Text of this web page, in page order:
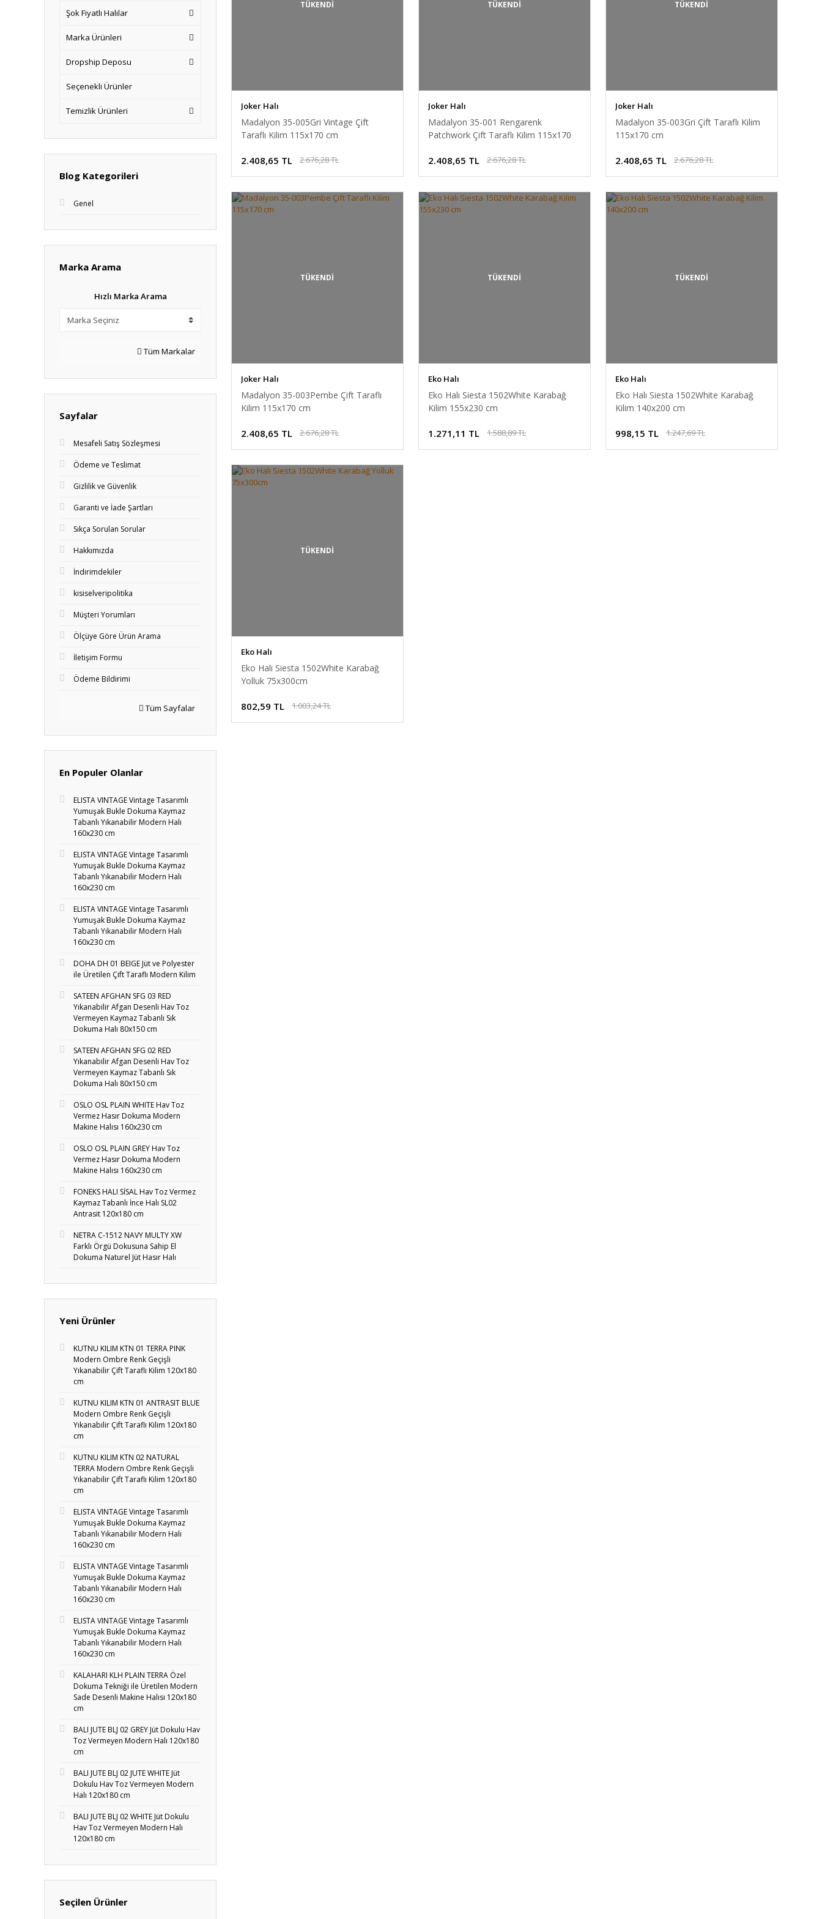
Şok Fiyatlı Halılar
Marka Ürünleri
Dropship Deposu
Seçenekli Ürünler
Temizlik Ürünleri
Blog Kategorileri
Genel
Marka Arama
Hızlı Marka Arama
Tüm Markalar
Sayfalar
Mesafeli Satış Sözleşmesi
Ödeme ve Teslimat
Gizlilik ve Güvenlik
Garanti ve İade Şartları
Sıkça Sorulan Sorular
Hakkımızda
İndirimdekiler
kisiselveripolitika
Müşteri Yorumları
Ölçüye Göre Ürün Arama
İletişim Formu
Ödeme Bildirimi
Tüm Sayfalar
En Populer Olanlar
ELISTA VINTAGE Vintage Tasarımlı
Yumuşak Bukle Dokuma Kaymaz
Tabanlı Yıkanabilir Modern Halı
160x230 cm
ELISTA VINTAGE Vintage Tasarımlı
Yumuşak Bukle Dokuma Kaymaz
Tabanlı Yıkanabilir Modern Halı
160x230 cm
ELISTA VINTAGE Vintage Tasarımlı
Yumuşak Bukle Dokuma Kaymaz
Tabanlı Yıkanabilir Modern Halı
160x230 cm
DOHA DH 01 BEIGE Jüt ve Polyester
ile Üretilen Çift Taraflı Modern Kilim
SATEEN AFGHAN SFG 03 RED
Yıkanabilir Afgan Desenli Hav Toz
Vermeyen Kaymaz Tabanlı Sık
Dokuma Halı 80x150 cm
SATEEN AFGHAN SFG 02 RED
Yıkanabilir Afgan Desenli Hav Toz
Vermeyen Kaymaz Tabanlı Sık
Dokuma Halı 80x150 cm
OSLO OSL PLAIN WHITE Hav Toz
Vermez Hasır Dokuma Modern
Makine Halısı 160x230 cm
OSLO OSL PLAIN GREY Hav Toz
Vermez Hasır Dokuma Modern
Makine Halısı 160x230 cm
FONEKS HALI SİSAL Hav Toz Vermez
Kaymaz Tabanlı İnce Halı SL02
Antrasit 120x180 cm
NETRA C-1512 NAVY MULTY XW
Farklı Örgü Dokusuna Sahip El
Dokuma Naturel Jüt Hasır Halı
Yeni Ürünler
KUTNU KILIM KTN 01 TERRA PINK
Modern Ombre Renk Geçişli
Yıkanabilir Çift Taraflı Kilim 120x180
cm
KUTNU KILIM KTN 01 ANTRASIT BLUE
Modern Ombre Renk Geçişli
Yıkanabilir Çift Taraflı Kilim 120x180
cm
KUTNU KILIM KTN 02 NATURAL
TERRA Modern Ombre Renk Geçişli
Yıkanabilir Çift Taraflı Kilim 120x180
cm
ELISTA VINTAGE Vintage Tasarımlı
Yumuşak Bukle Dokuma Kaymaz
Tabanlı Yıkanabilir Modern Halı
160x230 cm
ELISTA VINTAGE Vintage Tasarımlı
Yumuşak Bukle Dokuma Kaymaz
Tabanlı Yıkanabilir Modern Halı
160x230 cm
ELISTA VINTAGE Vintage Tasarımlı
Yumuşak Bukle Dokuma Kaymaz
Tabanlı Yıkanabilir Modern Halı
160x230 cm
KALAHARI KLH PLAIN TERRA Özel
Dokuma Tekniği ile Üretilen Modern
Sade Desenli Makine Halısı 120x180
cm
BALI JUTE BLJ 02 GREY Jüt Dokulu Hav
Toz Vermeyen Modern Halı 120x180
cm
BALI JUTE BLJ 02 JUTE WHITE Jüt
Dokulu Hav Toz Vermeyen Modern
Halı 120x180 cm
BALI JUTE BLJ 02 WHITE Jüt Dokulu
Hav Toz Vermeyen Modern Halı
120x180 cm
Seçilen Ürünler
TÜKENDİ
Joker Halı
Madalyon 35-005Gri Vintage Çift
Taraflı Kilim 115x170 cm
2.408,65 TL 2.676,28 TL
TÜKENDİ
Joker Halı
Madalyon 35-001 Rengarenk
Patchwork Çift Taraflı Kilim 115x170
2.408,65 TL 2.676,28 TL
TÜKENDİ
Joker Halı
Madalyon 35-003Gri Çift Taraflı Kilim
115x170 cm
2.408,65 TL 2.676,28 TL
TÜKENDİ
Joker Halı
Madalyon 35-003Pembe Çift Taraflı
Kilim 115x170 cm
2.408,65 TL 2.676,28 TL
TÜKENDİ
Eko Halı
Eko Halı Siesta 1502White Karabağ
Kilim 155x230 cm
1.271,11 TL 1.588,89 TL
TÜKENDİ
Eko Halı
Eko Halı Siesta 1502White Karabağ
Kilim 140x200 cm
998,15 TL 1.247,69 TL
TÜKENDİ
Eko Halı
Eko Halı Siesta 1502White Karabağ
Yolluk 75x300cm
802,59 TL 1.003,24 TL